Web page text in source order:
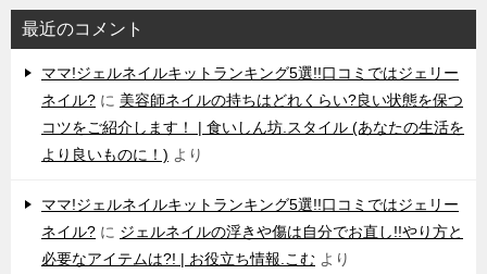
最近のコメント
ママ!ジェルネイルキットランキング5選!!口コミではジェリー
ネイル? に 美容師ネイルの持ちはどれくらい?良い状態を保つ
コツをご紹介します！ | 食いしん坊.スタイル (あなたの生活を
より良いものに！) より
ママ!ジェルネイルキットランキング5選!!口コミではジェリー
ネイル? に ジェルネイルの浮きや傷は自分でお直し!!やり方と
必要なアイテムは?! | お役立ち情報.こむ より